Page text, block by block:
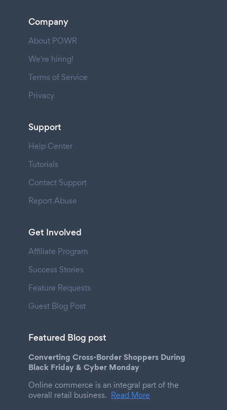
Company
About POWR
We're hiring!
Terms of Service
Privacy
Support
Help Center
Tutorials
Contact Support
Report Abuse
Get Involved
Affiliate Program
Success Stories
Feature Requests
Guest Blog Post
Featured Blog post
Converting Cross-Border Shoppers During
Black Friday & Cyber Monday
Online commerce is an integral part of the
overall retail business. Read More